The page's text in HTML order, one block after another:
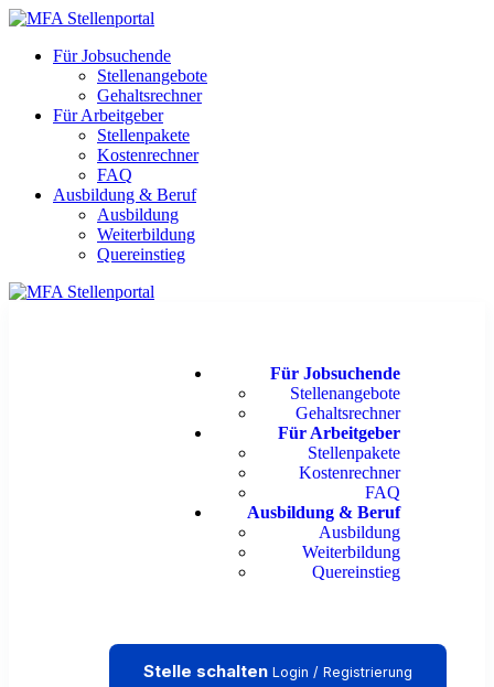
Für Jobsuchende
Stellenangebote
Gehaltsrechner
Für Arbeitgeber
Stellenpakete
Kostenrechner
FAQ
Ausbildung & Beruf
Ausbildung
Weiterbildung
Quereinstieg
Für Jobsuchende
Stellenangebote
Gehaltsrechner
Für Arbeitgeber
Stellenpakete
Kostenrechner
FAQ
Ausbildung & Beruf
Ausbildung
Weiterbildung
Quereinstieg
Stelle schalten Login / Registrierung